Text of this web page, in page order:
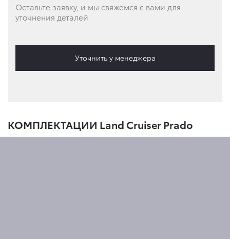
Оставьте заявку, и мы свяжемся с вами для
уточнения деталей
Уточнить у менеджера
КОМПЛЕКТАЦИИ Land Cruiser Prado